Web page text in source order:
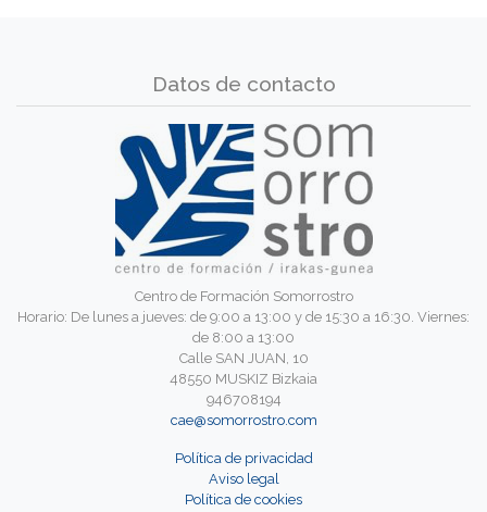
Datos de contacto
Centro de Formación Somorrostro
Horario: De lunes a jueves: de 9:00 a 13:00 y de 15:30 a 16:30. Viernes:
de 8:00 a 13:00
Calle SAN JUAN, 10
48550 MUSKIZ Bizkaia
946708194
cae@somorrostro.com
Política de privacidad
Aviso legal
Política de cookies